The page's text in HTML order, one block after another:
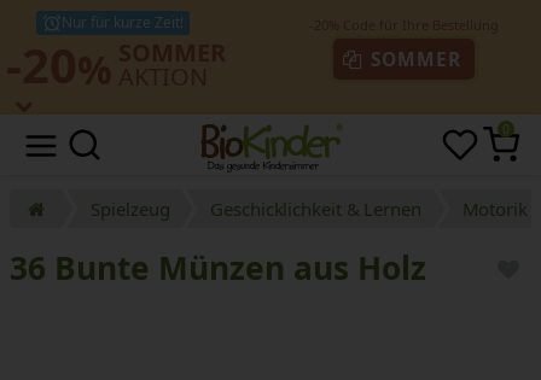
Nur für kurze Zeit!
SOMMER
0
Spielzeug Geschicklichkeit & Lernen Motorik
36 Bunte Münzen aus Holz